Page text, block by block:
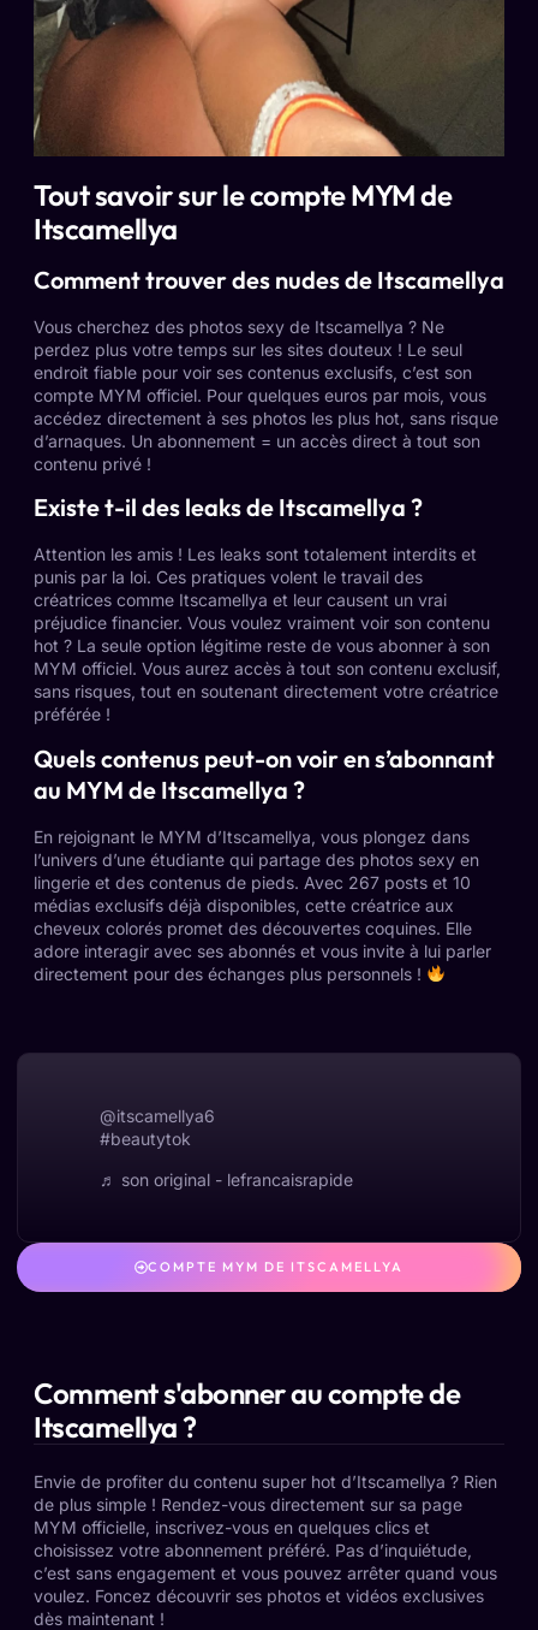
Tout savoir sur le compte MYM de
Itscamellya
Comment trouver des nudes de Itscamellya
Vous cherchez des photos sexy de Itscamellya ? Ne
perdez plus votre temps sur les sites douteux ! Le seul
endroit fiable pour voir ses contenus exclusifs, c’est son
compte MYM officiel. Pour quelques euros par mois, vous
accédez directement à ses photos les plus hot, sans risque
d’arnaques. Un abonnement = un accès direct à tout son
contenu privé !
Existe t-il des leaks de Itscamellya ?
Attention les amis ! Les leaks sont totalement interdits et
punis par la loi. Ces pratiques volent le travail des
créatrices comme Itscamellya et leur causent un vrai
préjudice financier. Vous voulez vraiment voir son contenu
hot ? La seule option légitime reste de vous abonner à son
MYM officiel. Vous aurez accès à tout son contenu exclusif,
sans risques, tout en soutenant directement votre créatrice
préférée !
Quels contenus peut-on voir en s’abonnant
au MYM de Itscamellya ?
En rejoignant le MYM d’Itscamellya, vous plongez dans
l’univers d’une étudiante qui partage des photos sexy en
lingerie et des contenus de pieds. Avec 267 posts et 10
médias exclusifs déjà disponibles, cette créatrice aux
cheveux colorés promet des découvertes coquines. Elle
adore interagir avec ses abonnés et vous invite à lui parler
directement pour des échanges plus personnels !
@itscamellya6
#beautytok
♬ son original - lefrancaisrapide
COMPTE MYM DE ITSCAMELLYA
Comment s'abonner au compte de
Itscamellya ?
Envie de profiter du contenu super hot d’Itscamellya ? Rien
de plus simple ! Rendez-vous directement sur sa page
MYM officielle, inscrivez-vous en quelques clics et
choisissez votre abonnement préféré. Pas d’inquiétude,
c’est sans engagement et vous pouvez arrêter quand vous
voulez. Foncez découvrir ses photos et vidéos exclusives
dès maintenant !